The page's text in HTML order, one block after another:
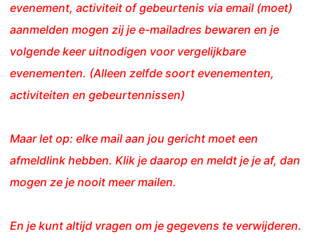
evenement, activiteit of gebeurtenis via email (moet)
aanmelden mogen zij je e-mailadres bewaren en je
volgende keer uitnodigen voor vergelijkbare
evenementen. (Alleen zelfde soort evenementen,
activiteiten en gebeurtennissen)
Maar let op: elke mail aan jou gericht moet een
afmeldlink hebben. Klik je daarop en meldt je je af, dan
mogen ze je nooit meer mailen.
En je kunt altijd vragen om je gegevens te verwijderen.